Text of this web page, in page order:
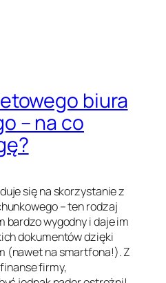
biura
– na co
się na skorzystanie z
– ten rodzaj
bardzo wygodny i daje im
dokumentów dzięki
(nawet na smartfona!). Z
firmy,